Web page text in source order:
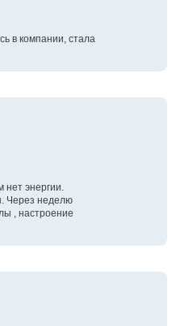
в компании, стала
нет энергии.
Через неделю
, настроение